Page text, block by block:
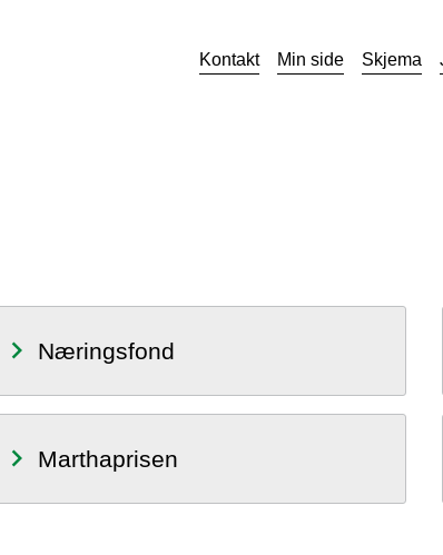
Kontakt
Min side Skjema
Næringsfond
Marthaprisen